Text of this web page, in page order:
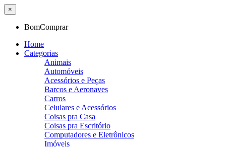
×
BomComprar
Home
Categorias
Animais
Automóveis
Acessórios e Peças
Barcos e Aeronaves
Carros
Celulares e Acessórios
Coisas pra Casa
Coisas pra Escritório
Computadores e Eletrônicos
Imóveis